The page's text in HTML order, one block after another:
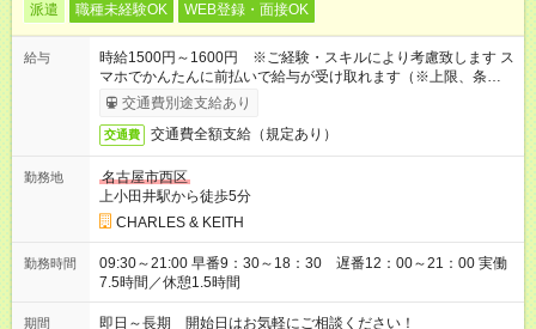
派遣 職種未経験OK WEB登録・面接OK
給与
時給1500円～1600円 ※ご経験・スキルにより考慮致します ス
マホでかんたんに前払いで給与が受け取れます（※上限、条件
あり）交通費別途支給あり
交通費 交通費全額支給（規定あり）
勤務地
名古屋市西区
上小田井駅から徒歩5分
CHARLES & KEITH
勤務時間
09:30～21:00 早番9：30～18：30 遅番12：00～21：00 実働
7.5時間／休憩1.5時間
期間 即日～長期 開始日はお気軽にご相談ください！